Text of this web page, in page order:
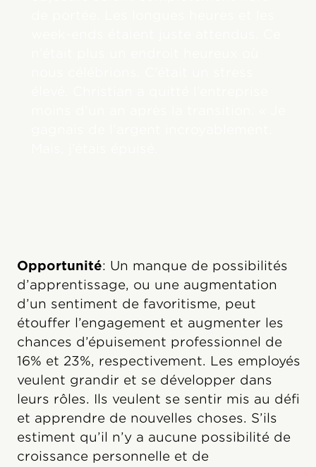
Opportunité: Un manque de possibilités
d’apprentissage, ou une augmentation
d’un sentiment de favoritisme, peut
étouffer l’engagement et augmenter les
chances d’épuisement professionnel de
16% et 23%, respectivement. Les employés
veulent grandir et se développer dans
leurs rôles. Ils veulent se sentir mis au défi
et apprendre de nouvelles choses. S’ils
estiment qu’il n’y a aucune possibilité de
croissance personnelle et de